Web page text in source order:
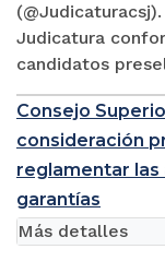
Judicatura
candidatos
Consejo
consideración
reglamentar
garantías
Más detalles